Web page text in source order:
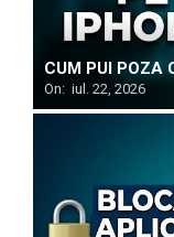
CUM PUI POZA
On: iul. 22, 2026